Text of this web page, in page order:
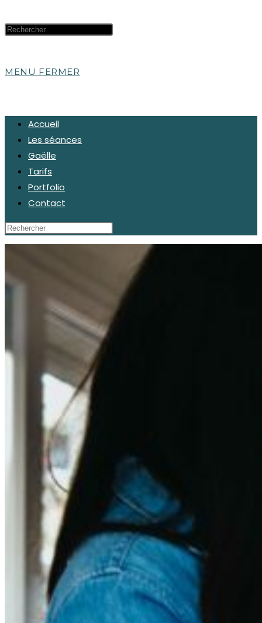
MENU FERMER
Accueil
Les séances
Gaëlle
Tarifs
Portfolio
Contact